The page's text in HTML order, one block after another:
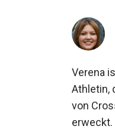
Verena
Athletin,
von
erweckt.
bei Decathlon an!